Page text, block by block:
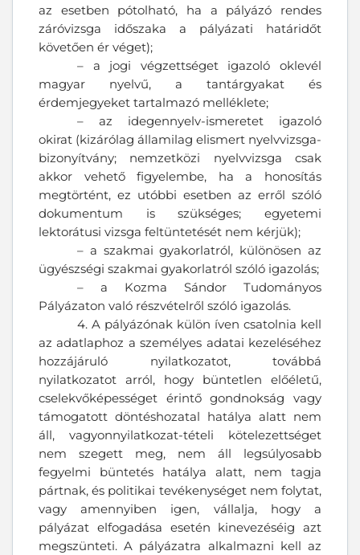
az esetben pótolható, ha a pályázó rendes
záróvizsga időszaka a pályázati határidőt
követően ér véget);
– a jogi végzettséget igazoló oklevél
magyar nyelvű, a tantárgyakat és
érdemjegyeket tartalmazó melléklete;
– az idegennyelv-ismeretet igazoló
okirat (kizárólag államilag elismert nyelvvizsga-
bizonyítvány; nemzetközi nyelvvizsga csak
akkor vehető figyelembe, ha a honosítás
megtörtént, ez utóbbi esetben az erről szóló
dokumentum is szükséges; egyetemi
lektorátusi vizsga feltüntetését nem kérjük);
– a szakmai gyakorlatról, különösen az
ügyészségi szakmai gyakorlatról szóló igazolás;
– a Kozma Sándor Tudományos
Pályázaton való részvételről szóló igazolás.
4. A pályázónak külön íven csatolnia kell
az adatlaphoz a személyes adatai kezeléséhez
hozzájáruló nyilatkozatot, továbbá
nyilatkozatot arról, hogy büntetlen előéletű,
cselekvőképességet érintő gondnokság vagy
támogatott döntéshozatal hatálya alatt nem
áll, vagyonnyilatkozat-tételi kötelezettséget
nem szegett meg, nem áll legsúlyosabb
fegyelmi büntetés hatálya alatt, nem tagja
pártnak, és politikai tevékenységet nem folytat,
vagy amennyiben igen, vállalja, hogy a
pályázat elfogadása esetén kinevezéséig azt
megszünteti. A pályázatra alkalmazni kell az